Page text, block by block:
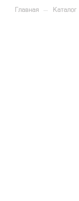
Главная — Каталог